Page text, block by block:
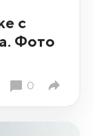
с
Фото
0